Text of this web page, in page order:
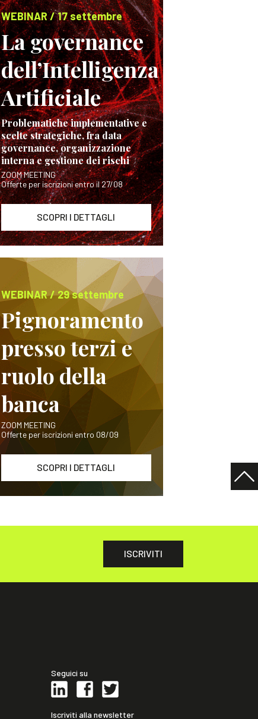
WEBINAR / 17 settembre
La governance
dell’Intelligenza
Artificiale
Problematiche implementative e
scelte strategiche, fra data
governance, organizzazione
interna e gestione dei rischi
ZOOM MEETING
Offerte per iscrizioni entro il 27/08
SCOPRI I DETTAGLI
WEBINAR / 29 settembre
Pignoramento
presso terzi e
ruolo della
banca
ZOOM MEETING
Offerte per iscrizioni entro 08/09
SCOPRI I DETTAGLI
ISCRIVITI
Seguici su
Iscriviti alla newsletter